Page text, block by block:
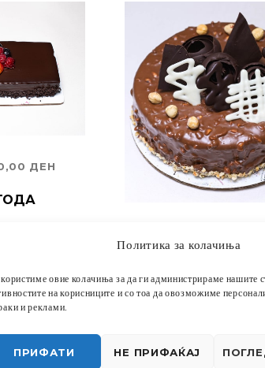
Политика за колачиња
овие колачиња за да ги администрираме нашите
на корисниците и со тоа да овозможиме
и реклами.
ПРИФАТИ НЕ ПРИФАЌАЈ
ДЕН